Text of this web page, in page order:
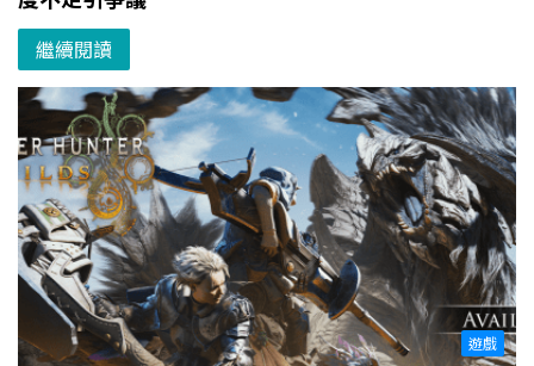
繼續閱讀
遊戲